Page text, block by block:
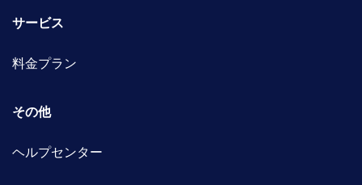
サービス
料金プラン
その他
ヘルプセンター